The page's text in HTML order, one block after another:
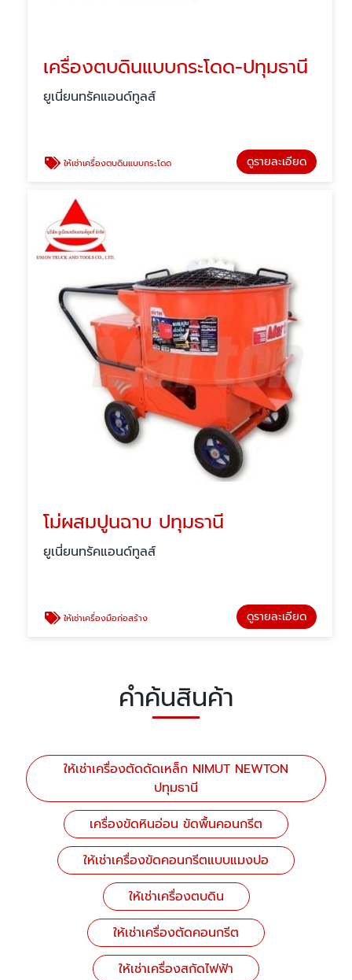
เครื่องตบดินแบบกระโดด-ปทุมธานี
ยูเนี่ยนทรัคแอนด์ทูลส์
ให้เช่าเครื่องตบดินแบบกระโดด ดูรายละเอียด
โม่ผสมปูนฉาบ ปทุมธานี
ยูเนี่ยนทรัคแอนด์ทูลส์
ให้เช่าเครื่องมือก่อสร้าง ดูรายละเอียด
คำค้นสินค้า
ให้เช่าเครื่องตัดดัดเหล็ก NIMUT NEWTON
ปทุมธานี
เครื่องขัดหินอ่อน ขัดพื้นคอนกรีต
ให้เช่าเครื่องขัดคอนกรีตแบบแมงปอ
ให้เช่าเครื่องตบดิน
ให้เช่าเครื่องตัดคอนกรีต
ให้เช่าเครื่องสกัดไฟฟ้า